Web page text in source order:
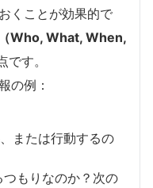
くことが効果的で
Who, What, When,
です。
の例：
または行動するの
もりなのか？次の